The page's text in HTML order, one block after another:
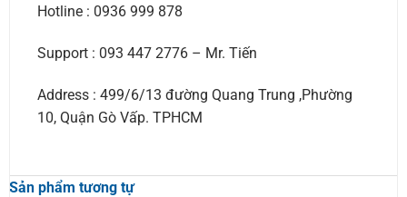
Hotline : 0936 999 878
Support : 093 447 2776 – Mr. Tiến
Address : 499/6/13 đường Quang Trung ,Phường
10, Quận Gò Vấp. TPHCM
Sản phẩm tương tự